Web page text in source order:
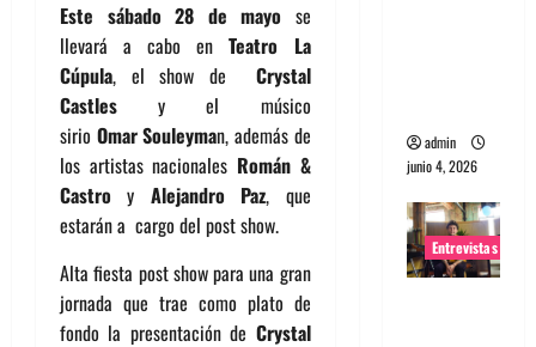
Este sábado 28 de mayo se
llevará a cabo enTeatro La
Cúpula, el show de Crystal
Castles y el músico
sirio Omar Souleyman, además de
los artistas nacionales Román &
Castro y Alejandro Paz, que
estarán a cargo del post show.
Alta fiesta post show para una gran
jornada que trae como plato de
fondo la presentación de Crystal
admin
junio 4, 2026
Entrevistas